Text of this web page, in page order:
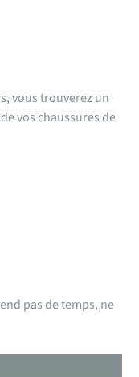
vous trouverez un
vos chaussures de
pas de temps, ne